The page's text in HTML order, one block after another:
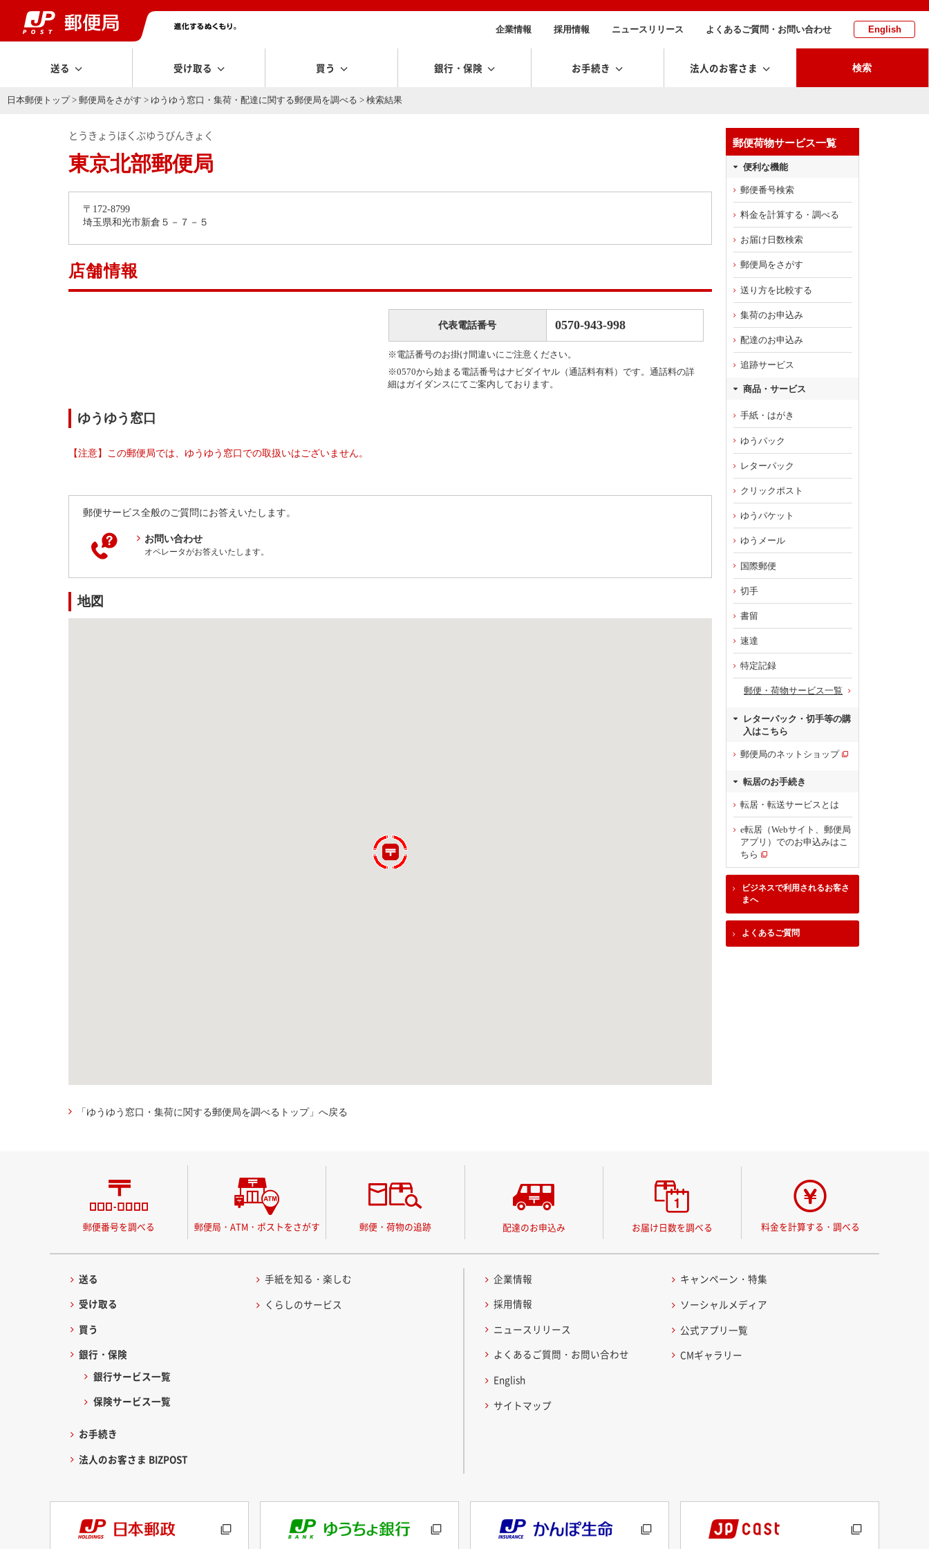
企業情報 採用情報 ニュースリリース よくあるご質問・お問い合わせ English
送る 受け取る 買う 銀行・保険 お手続き 法人のお客さま 検索
日本郵便トップ>郵便局をさがす >ゆうゆう窓口・集荷・配達に関する郵便局を調べる > 検索結果
とうきょうほくぶゆうびんきょく
東京北部郵便局
〒172-8799
埼玉県和光市新倉５－７－５
店舗情報
代表電話番号 0570-943-998
※電話番号のお掛け間違いにご注意ください。
※0570から始まる電話番号はナビダイヤル（通話料有料）です。通話料の詳
細はガイダンスにてご案内しております。
ゆうゆう窓口
【注意】この郵便局では、ゆうゆう窓口での取扱いはございません。
郵便サービス全般のご質問にお答えいたします。
お問い合わせ
オペレータがお答えいたします。
地図
「ゆうゆう窓口・集荷に関する郵便局を調べるトップ」へ戻る
郵便荷物サービス一覧
便利な機能
郵便番号検索
料金を計算する・調べる
お届け日数検索
郵便局をさがす
送り方を比較する
集荷のお申込み
配達のお申込み
追跡サービス
商品・サービス
手紙・はがき
ゆうパック
レターパック
クリックポスト
ゆうパケット
ゆうメール
国際郵便
切手
書留
速達
特定記録
郵便・荷物サービス一覧
レターパック・切手等の購
入はこちら
郵便局のネットショップ
転居のお手続き
転居・転送サービスとは
e転居（Webサイト、郵便局
アプリ）でのお申込みはこ
ちら
ビジネスで利用されるお客さ
まへ
よくあるご質問
郵便番号を調べる 郵便局・ATM・ポストをさがす 郵便・荷物の追跡 配達のお申込み お届け日数を調べる 料金を計算する・調べる
送る
受け取る
買う
銀行・保険
銀行サービス一覧
保険サービス一覧
お手続き
法人のお客さま BIZPOST
手紙を知る・楽しむ
くらしのサービス
企業情報
採用情報
ニュースリリース
よくあるご質問・お問い合わせ
English
サイトマップ
キャンペーン・特集
ソーシャルメディア
公式アプリ一覧
CMギャラリー